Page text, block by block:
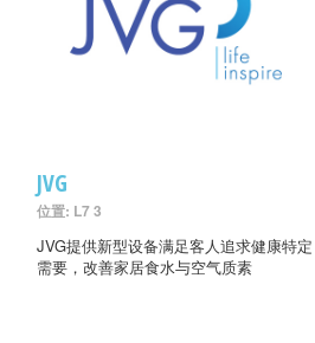
JVG
位置: L7 3
JVG提供新型设备满足客人追求健康特定
需要，改善家居食水与空气质素